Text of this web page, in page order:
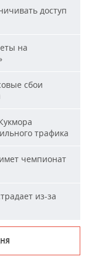
доступ
на
сбои
трафика
чемпионат
из-за